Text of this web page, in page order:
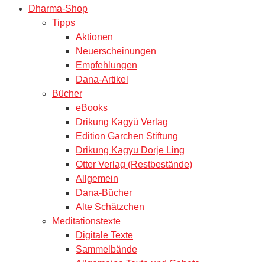
Dharma-Shop
Tipps
Aktionen
Neuerscheinungen
Empfehlungen
Dana-Artikel
Bücher
eBooks
Drikung Kagyü Verlag
Edition Garchen Stiftung
Drikung Kagyu Dorje Ling
Otter Verlag (Restbestände)
Allgemein
Dana-Bücher
Alte Schätzchen
Meditationstexte
Digitale Texte
Sammelbände